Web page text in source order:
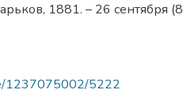
1881. – 26 сентября (8
1237075002/5222